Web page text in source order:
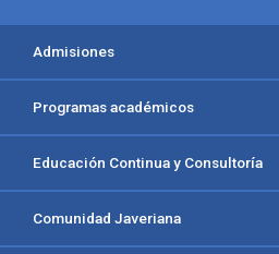
Menú principal del footer
Admisiones
Programas académicos
Educación Continua y Consultoría
Comunidad Javeriana